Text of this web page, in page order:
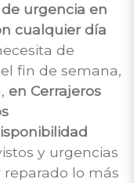
urgencia en
cualquier día
de
fin de semana,
en Cerrajeros
y urgencias
lo más